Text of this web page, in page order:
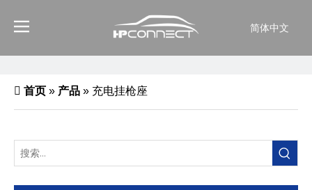
简体中文
首页 » 产品 » 充电挂枪座